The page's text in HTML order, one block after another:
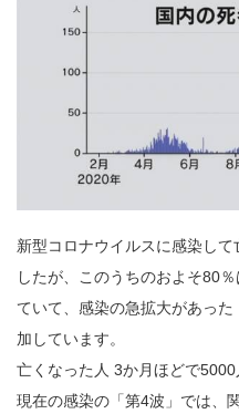
新型コロナウイルスに感染し
したが、このうちのおよそ80
ていて、感染の急拡大があっ
加しています。
亡くなった人 3か月ほどで5000
現在の感染の「第4波」では、